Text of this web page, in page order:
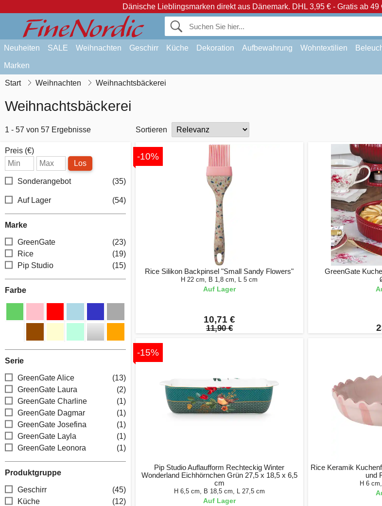
Dänische Lieblingsmarken direkt aus Dänemark. DHL 3,95 € - Gratis ab 49
Neuheiten SALE Weihnachten Geschirr Küche Dekoration Aufbewahrung Wohntextilien
Marken
Start Weihnachten Weihnachtsbäckerei
Weihnachtsbäckerei
1 - 57 von 57 Ergebnisse Sortieren
Preis (€)
Los
Sonderangebot (35)
Auf Lager (54)
Marke
GreenGate
(23)
Rice
(19)
Pip Studio
(15)
Farbe
Serie
GreenGate Alice
(13)
GreenGate Laura
(2)
GreenGate Charline
(1)
GreenGate Dagmar
(1)
GreenGate Josefina
(1)
GreenGate Layla
(1)
GreenGate Leonora
(1)
Produktgruppe
Geschirr
(45)
Küche
(12)
-10%
Rice Silikon Backpinsel "Small Sandy Flowers"
H 22 cm, B 1,8 cm, L 5 cm
Auf Lager
10,71 €
11,90 €
GreenGate
-15%
Pip Studio Auflaufform Rechteckig Winter
Wonderland Eichhörnchen Grün 27,5 x 18,5 x 6,5
cm
H 6,5 cm, B 18,5 cm, L 27,5 cm
Auf Lager
Rice Keramik
und
H 6